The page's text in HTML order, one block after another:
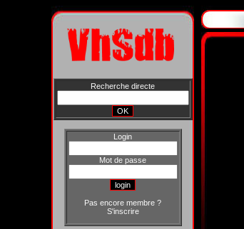
Recherche directe
Login
Mot de passe
Pas encore membre ?
S'inscrire